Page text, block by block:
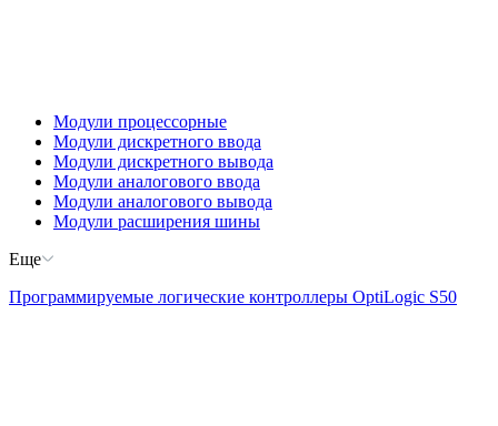
Модули процессорные
Модули дискретного ввода
Модули дискретного вывода
Модули аналогового ввода
Модули аналогового вывода
Модули расширения шины
Еще
Программируемые логические контроллеры OptiLogic S50